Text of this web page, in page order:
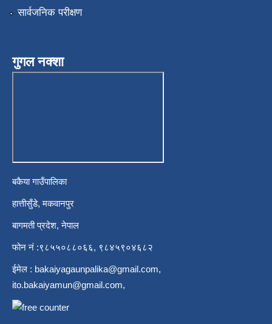
सार्वजनिक परीक्षण
गुगल नक्शा
बकैया गाउँपालिका
हात्तीसुँडे, मकवानपुर
बागमती प्रदेश, नेपाल
फोन नं :९८५५०८८०६६, ९८४५९०४६८२
ईमेल : bakaiyagaunpalika@gmail.com,
ito.bakaiyamun@gmail.com,